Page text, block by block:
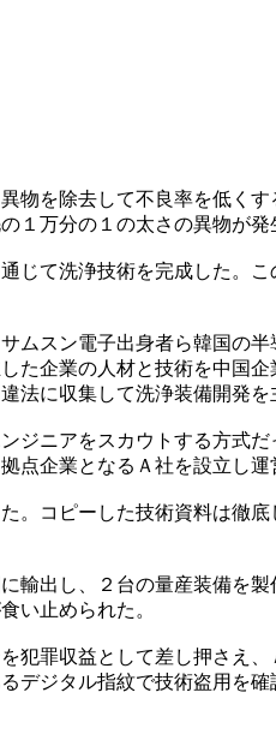
物を除去して不良率を低く
万分の１の太さの異物が
じて洗浄技術を完成した。
ムスン電子出身者ら韓国の
た企業の人材と技術を中国
に収集して洗浄装備開発を
ジニアをスカウトする方式
企業となるＡ社を設立し運
。コピーした技術資料は徹
輸出し、２台の量産装備を
い止められた。
犯罪収益として差し押さえ
デジタル指紋で技術盗用を